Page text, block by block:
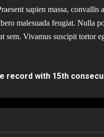
sapien massa, convallis
malesuada feugiat. Nulla
sem. Vivamus suscipit tortor
record with 15th